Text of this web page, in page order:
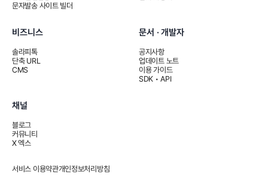
문자발송 사이트 빌더
비즈니스
솔라피톡
단축 URL
CMS
문서 · 개발자
공지사항
업데이트 노트
이용 가이드
SDK • API
채널
블로그
커뮤니티
X 엑스
서비스 이용약관개인정보처리방침